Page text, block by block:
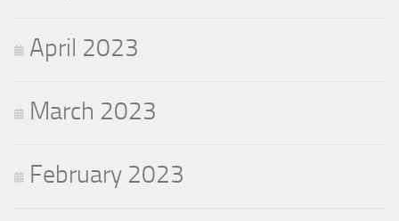
April 2023
March 2023
February 2023